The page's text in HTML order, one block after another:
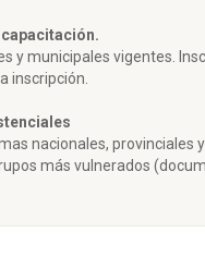
y municipales vigentes.
inscripción.
nacionales, provinciales
más vulnerados